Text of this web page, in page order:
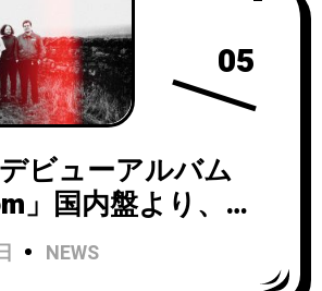
05
ビューアルバム
」国内盤より、
Ride）によるリミ
A Reason To
NEWS